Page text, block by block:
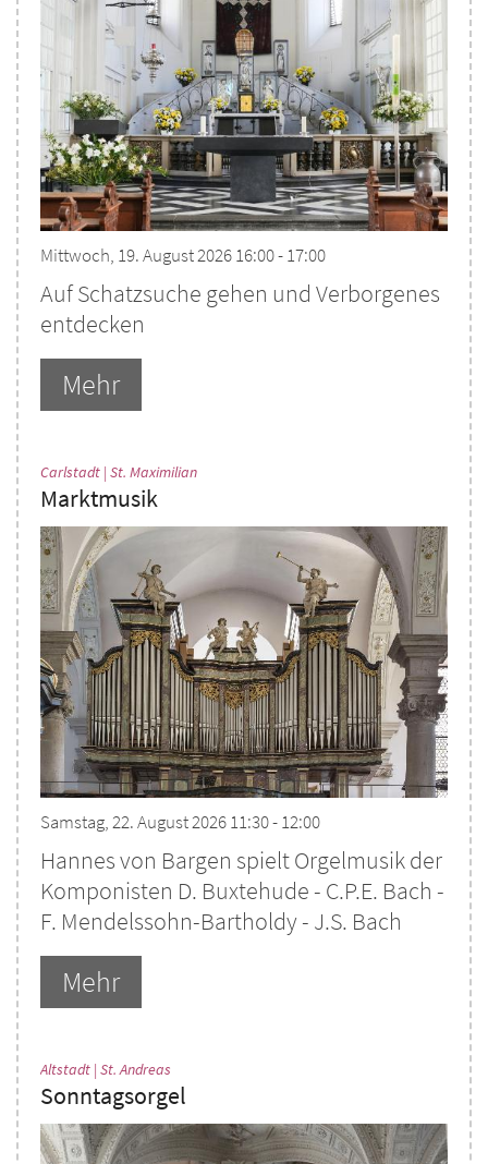
Mittwoch, 19. August 2026 16:00 - 17:00
Auf Schatzsuche gehen und Verborgenes
entdecken
Mehr
Carlstadt | St. Maximilian:
Marktmusik
Samstag, 22. August 2026 11:30 - 12:00
Hannes von Bargen spielt Orgelmusik der
Komponisten D. Buxtehude - C.P.E. Bach -
F. Mendelssohn-Bartholdy - J.S. Bach
Mehr
Altstadt | St. Andreas
Sonntagsorgel